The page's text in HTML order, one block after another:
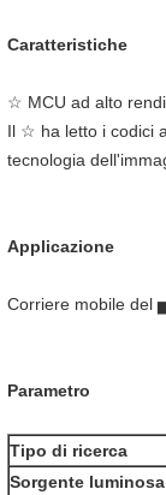
Caratteristiche
☆ MCU ad alto
Il ☆ ha letto i codici
tecnologia
Applicazione
Corriere mobile del
Parametro
Tipo di ricerca
Sorgente luminosa